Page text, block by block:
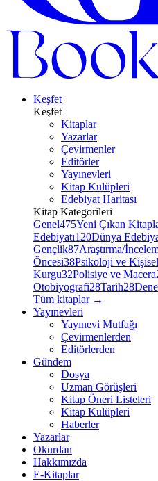
Keşfet
Keşfet
Kitaplar
Yazarlar
Çevirmenler
Editörler
Yayınevleri
Kitap Kulüpleri
Edebiyat Haritası
Kitap Kategorileri
Genel475Yeni Çıkan
Edebiyatı120Dünya
Gençlik87Araştırma/
Öncesi38Psikoloji ve
Kurgu32Polisiye ve Macera
Otobiyografi28Tarih28
Tüm kitaplar →
Yayınevleri
Yayınevi Mutfağı
Çevirmenlerden
Editörlerden
Gündem
Dosya
Uzman Görüşleri
Kitap Öneri Listeleri
Kitap Kulüpleri
Haberler
Yazarlar
Okurdan
Hakkımızda
E-Kitaplar